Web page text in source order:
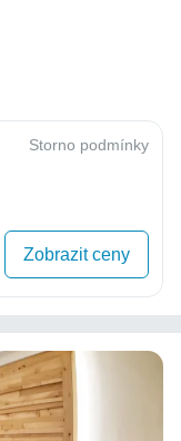
Storno podmínky
Zobrazit ceny